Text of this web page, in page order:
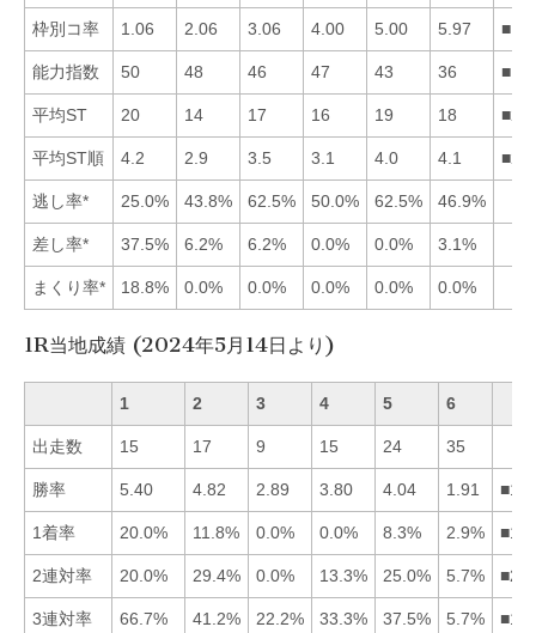
枠別コ率 1.06 2.06 3.06 4.00 5.00 5.97
能力指数 50 48 46 47 43 36
平均ST 20 14 17 16 19 18
平均ST順 4.2 2.9 3.5 3.1 4.0 4.1
逃し率* 25.0% 43.8% 62.5% 50.0% 62.5% 46.9%
差し率* 37.5% 6.2% 6.2% 0.0% 0.0% 3.1%
まくり率* 18.8% 0.0% 0.0% 0.0% 0.0% 0.0%
1R当地成績 (2024年5月14日より)
1 2 3 4 5 6
出走数 15 17 9 15 24 35
勝率 5.40 4.82 2.89 3.80 4.04 1.91
1着率 20.0% 11.8% 0.0% 0.0% 8.3% 2.9%
2連対率 20.0% 29.4% 0.0% 13.3% 25.0% 5.7%
3連対率 66.7% 41.2% 22.2% 33.3% 37.5% 5.7%